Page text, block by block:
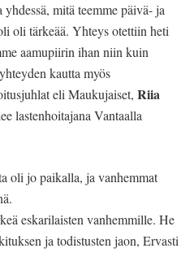
mitä teemme päivä- ja
oli tärkeää. Yhteys otettiin heti
aamupiirin ihan niin kuin
kautta myös
eli Maukujaiset, Riia
lastenhoitajana Vantaalla
oli jo paikalla, ja vanhemmat
eskarilaisten vanhemmille. He
ja todistusten jaon, Ervasti